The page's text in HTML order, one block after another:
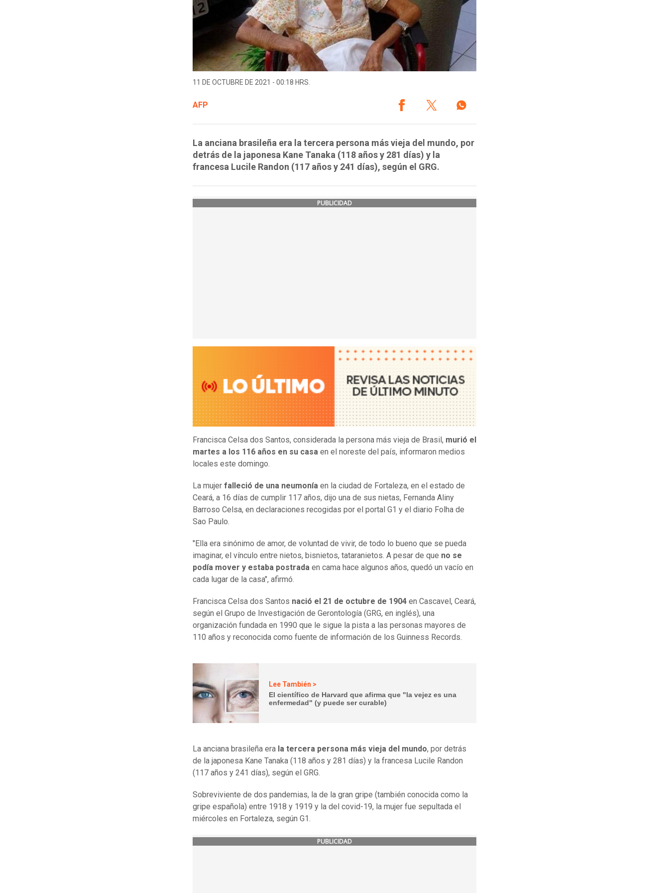
11 DE OCTUBRE DE 2021 - 00:18 HRS.
AFP
La anciana brasileña era la tercera persona más vieja del mundo, por
detrás de la japonesa Kane Tanaka (118 años y 281 días) y la
francesa Lucile Randon (117 años y 241 días), según el GRG.
PUBLICIDAD
Francisca Celsa dos Santos, considerada la persona más vieja de Brasil, murió el
martes a los 116 años en su casa en el noreste del país, informaron medios
locales este domingo.
La mujer falleció de una neumonía en la ciudad de Fortaleza, en el estado de
Ceará, a 16 días de cumplir 117 años, dijo una de sus nietas, Fernanda Aliny
Barroso Celsa, en declaraciones recogidas por el portal G1 y el diario Folha de
Sao Paulo.
"Ella era sinónimo de amor, de voluntad de vivir, de todo lo bueno que se pueda
imaginar, el vínculo entre nietos, bisnietos, tataranietos. A pesar de que no se
podía mover y estaba postrada en cama hace algunos años, quedó un vacío en
cada lugar de la casa", afirmó.
Francisca Celsa dos Santos nació el 21 de octubre de 1904 en Cascavel, Ceará,
según el Grupo de Investigación de Gerontología (GRG, en inglés), una
organización fundada en 1990 que le sigue la pista a las personas mayores de
110 años y reconocida como fuente de información de los Guinness Records.
Lee También >
El científico de Harvard que afirma que "la vejez es una
enfermedad" (y puede ser curable)
La anciana brasileña era la tercera persona más vieja del mundo, por detrás
de la japonesa Kane Tanaka (118 años y 281 días) y la francesa Lucile Randon
(117 años y 241 días), según el GRG.
Sobreviviente de dos pandemias, la de la gran gripe (también conocida como la
gripe española) entre 1918 y 1919 y la del covid-19, la mujer fue sepultada el
miércoles en Fortaleza, según G1.
PUBLICIDAD